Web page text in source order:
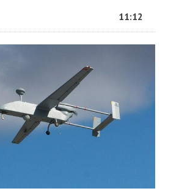
11:12